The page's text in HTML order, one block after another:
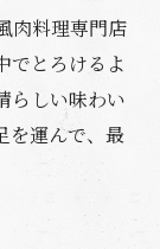
肉料理専門店
でとろけるよ
らしい味わい
を運んで、最